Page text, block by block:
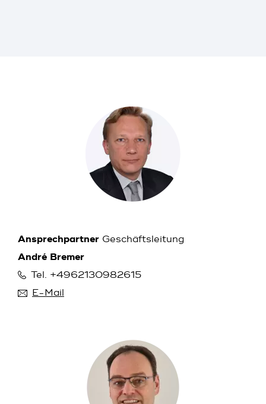
Ansprechpartner Geschäftsleitung
André Bremer
Tel. +4962130982615
E-Mail